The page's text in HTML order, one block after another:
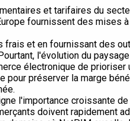
et tarifaires du
fournissent des mises
frais et en fournissant des
l'évolution du
électronique de prioriser
pour préserver la marge
l'importance croissante
doivent rapidement